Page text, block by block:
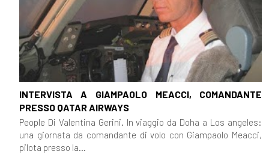
INTERVISTA A GIAMPAOLO MEACCI, COMANDANTE
PRESSO QATAR AIRWAYS
People Di Valentina Gerini. In viaggio da Doha a Los angeles:
una giornata da comandante di volo con Giampaolo Meacci,
pilota presso la...